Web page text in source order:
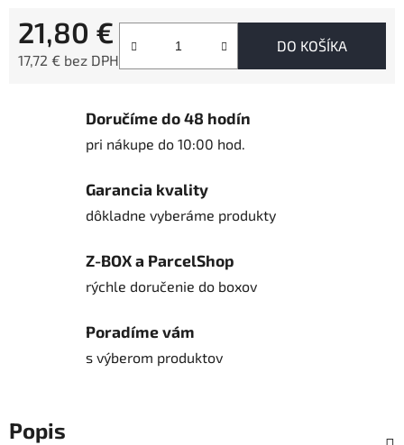
21,80 €
17,72 € bez DPH
DO KOŠÍKA
Doručíme do 48 hodín
pri nákupe do 10:00 hod.
Garancia kvality
dôkladne vyberáme produkty
Z-BOX a ParcelShop
rýchle doručenie do boxov
Poradíme vám
s výberom produktov
Popis